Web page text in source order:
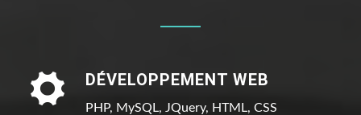
DÉVELOPPEMENT WEB
PHP, MySQL, JQuery, HTML, CSS